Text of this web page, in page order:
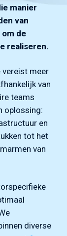
manier
van
de
realiseren.
meer
van
teams
oplossing:
en
tot het
van
diverse